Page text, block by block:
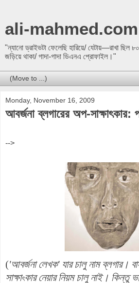
ali-mahmed.com
"ন্যানো ড্রাইভটা ফেলেছি হারিয়ে/ যেটায়—রাখা ছিল
জড়িয়ে থাকা/ গাদা-গাদা ডিএনএ প্রোফাইল।"
Monday, November 16, 2009
আবর্জনা ব্লগারের অপ-সাক্ষাৎকার:
-->
('আবর্জনা লেখক' যার চালু নাম ব্লগার।
সাক্ষাৎকার নেয়ার নিয়ম চালু নাই। কিন্তু